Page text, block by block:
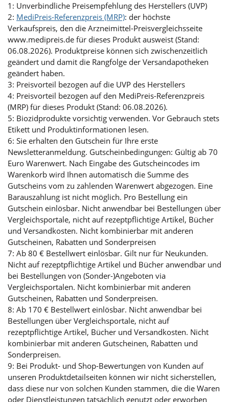
1: Unverbindliche Preisempfehlung des Herstellers (UVP)
2: MediPreis-Referenzpreis (MRP): der höchste
Verkaufspreis, den die Arzneimittel-Preisvergleichsseite
www.medipreis.de für dieses Produkt ausweist (Stand:
06.08.2026). Produktpreise können sich zwischenzeitlich
geändert und damit die Rangfolge der Versandapotheken
geändert haben.
3: Preisvorteil bezogen auf die UVP des Herstellers
4: Preisvorteil bezogen auf den MediPreis-Referenzpreis
(MRP) für dieses Produkt (Stand: 06.08.2026).
5: Biozidprodukte vorsichtig verwenden. Vor Gebrauch stets
Etikett und Produktinformationen lesen.
6: Sie erhalten den Gutschein für Ihre erste
Newsletteranmeldung. Gutscheinbedingungen: Gültig ab 70
Euro Warenwert. Nach Eingabe des Gutscheincodes im
Warenkorb wird Ihnen automatisch die Summe des
Gutscheins vom zu zahlenden Warenwert abgezogen. Eine
Barauszahlung ist nicht möglich. Pro Bestellung ein
Gutschein einlösbar. Nicht anwendbar bei Bestellungen über
Vergleichsportale, nicht auf rezeptpflichtige Artikel, Bücher
und Versandkosten. Nicht kombinierbar mit anderen
Gutscheinen, Rabatten und Sonderpreisen
7: Ab 80 € Bestellwert einlösbar. Gilt nur für Neukunden.
Nicht auf rezeptpflichtige Artikel und Bücher anwendbar und
bei Bestellungen von (Sonder-)Angeboten via
Vergleichsportalen. Nicht kombinierbar mit anderen
Gutscheinen, Rabatten und Sonderpreisen.
8: Ab 170 € Bestellwert einlösbar. Nicht anwendbar bei
Bestellungen über Vergleichsportale, nicht auf
rezeptpflichtige Artikel, Bücher und Versandkosten. Nicht
kombinierbar mit anderen Gutscheinen, Rabatten und
Sonderpreisen.
9: Bei Produkt- und Shop-Bewertungen von Kunden auf
unseren Produktdetailseiten können wir nicht sicherstellen,
dass diese nur von solchen Kunden stammen, die die Waren
oder Dienstleistungen tatsächlich genutzt oder erworben